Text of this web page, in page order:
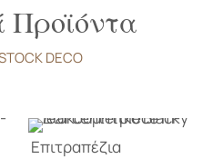
Προϊόντα
DECO
Επιτραπέζια